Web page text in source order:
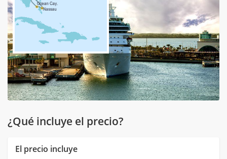
¿Qué incluye el precio?
El precio incluye